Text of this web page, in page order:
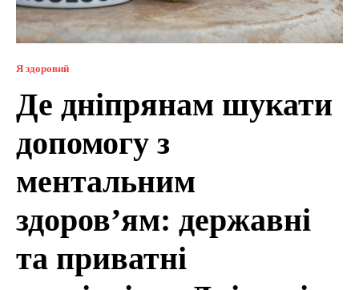
Я здоровий
Де дніпрянам шукати
допомогу з
ментальним
здоров’ям: державні
та приватні